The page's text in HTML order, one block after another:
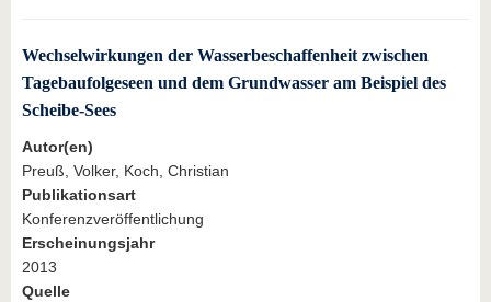
Wechselwirkungen der Wasserbeschaffenheit zwischen
Tagebaufolgeseen und dem Grundwasser am Beispiel des
Scheibe-Sees
Autor(en)
Preuß, Volker, Koch, Christian
Publikationsart
Konferenzveröffentlichung
Erscheinungsjahr
2013
Quelle